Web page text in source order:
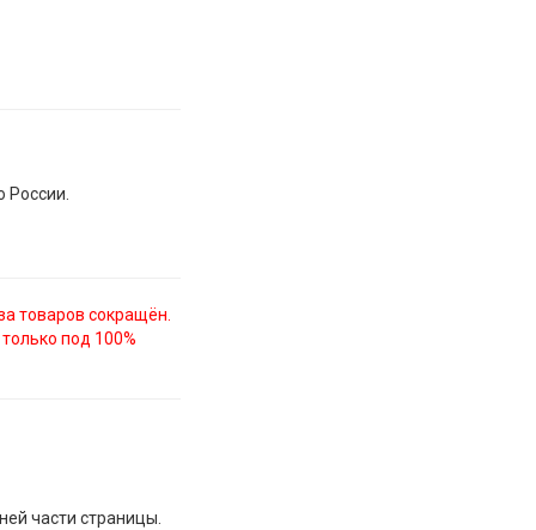
России.
товаров сокращён.
под 100%
части страницы.